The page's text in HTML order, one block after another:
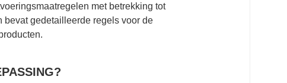
met betrekking tot
gedetailleerde regels voor de